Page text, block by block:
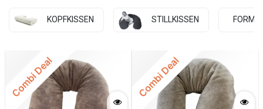
KOPFKISSEN STILLKISSEN
Combi Deal Combi Deal